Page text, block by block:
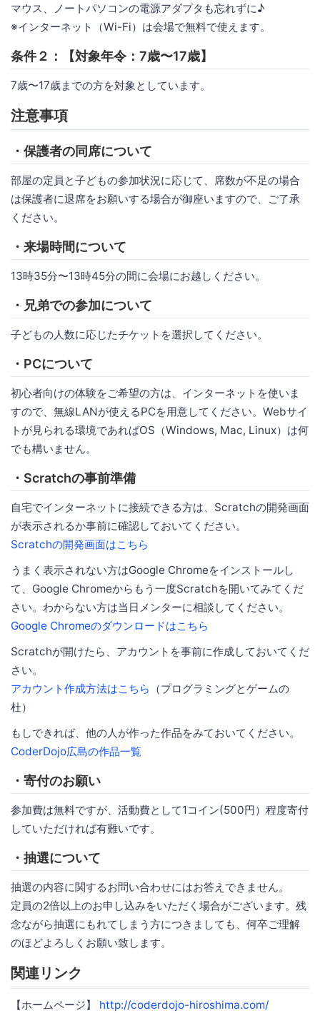
マウス、ノートパソコンの電源アダプタも忘れずに♪
※インターネット（Wi-Fi）は会場で無料で使えます。
条件２：【対象年令：7歳〜17歳】
7歳〜17歳までの方を対象としています。
注意事項
・保護者の同席について
部屋の定員と子どもの参加状況に応じて、席数が不足の場合
は保護者に退席をお願いする場合が御座いますので、ご了承
ください。
・来場時間について
13時35分〜13時45分の間に会場にお越しください。
・兄弟での参加について
子どもの人数に応じたチケットを選択してください。
・PCについて
初心者向けの体験をご希望の方は、インターネットを使いま
すので、無線LANが使えるPCを用意してください。Webサイ
トが見られる環境であればOS（Windows, Mac, Linux）は何
でも構いません。
・Scratchの事前準備
自宅でインターネットに接続できる方は、Scratchの開発画面
が表示されるか事前に確認しておいてください。
Scratchの開発画面はこちら
うまく表示されない方はGoogle Chromeをインストールし
て、Google Chromeからもう一度Scratchを開いてみてくだ
さい。わからない方は当日メンターに相談してください。
Google Chromeのダウンロードはこちら
Scratchが開けたら、アカウントを事前に作成しておいてくだ
さい。
アカウント作成方法はこちら （プログラミングとゲームの
杜）
もしできれば、他の人が作った作品をみておいてください。
CoderDojo広島の作品一覧
・寄付のお願い
参加費は無料ですが、活動費として1コイン(500円）程度寄付
していただければ有難いです。
・抽選について
抽選の内容に関するお問い合わせにはお答えできません。
定員の2倍以上のお申し込みをいただく場合がございます。残
念ながら抽選にもれてしまう方につきましても、何卒ご理解
のほどよろしくお願い致します。
関連リンク
【ホームページ】 http://coderdojo-hiroshima.com/